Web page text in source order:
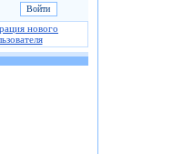
нового